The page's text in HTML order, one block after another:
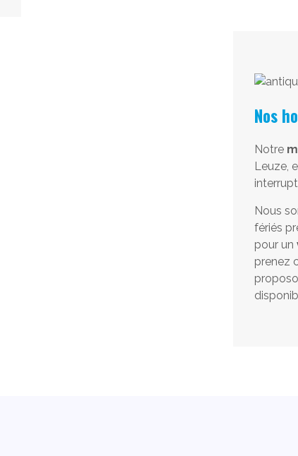
Nos
Notre
Leuze,
Nous
fériés
pour un
prenez